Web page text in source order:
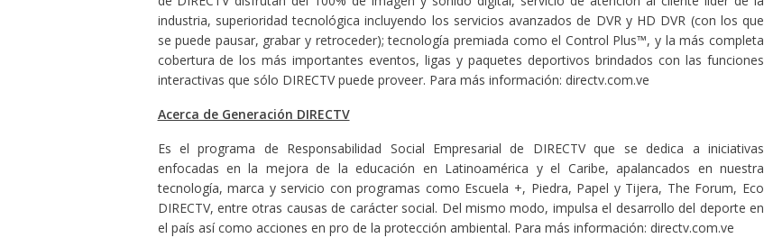
industria, superioridad tecnológica incluyendo los servicios avanzados de DVR y HD DVR (con los que
se puede pausar, grabar y retroceder); tecnología premiada como el Control Plus™, y la más completa
cobertura de los más importantes eventos, ligas y paquetes deportivos brindados con las funciones
interactivas que sólo DIRECTV puede proveer. Para más información: directv.com.ve
Acerca de Generación DIRECTV
Es el programa de Responsabilidad Social Empresarial de DIRECTV que se dedica a iniciativas
enfocadas en la mejora de la educación en Latinoamérica y el Caribe, apalancados en nuestra
tecnología, marca y servicio con programas como Escuela +, Piedra, Papel y Tijera, The Forum, Eco
DIRECTV, entre otras causas de carácter social. Del mismo modo, impulsa el desarrollo del deporte en
el país así como acciones en pro de la protección ambiental. Para más información: directv.com.ve